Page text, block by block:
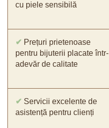
cu piele sensibilă
✔ Prețuri prietenoase
pentru bijuterii placate într-
adevăr de calitate
✔ Servicii excelente de
asistență pentru clienți